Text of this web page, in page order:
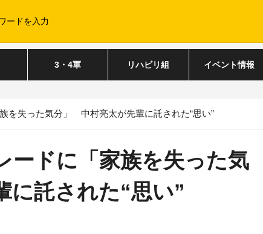
3・4軍 リハビリ組 イベント情報
を失った気分」 中村亮太が先輩に託された“思い”
ードに「家族を失った気
託された“思い”